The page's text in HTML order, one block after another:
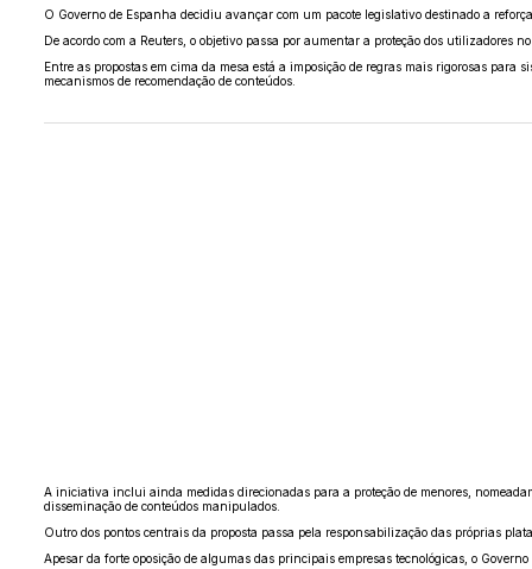
O Governo de Espanha decidiu avançar com um pacote legislativo destinado a
De acordo com a Reuters, o objetivo passa por aumentar a proteção dos
Entre as propostas em cima da mesa está a imposição de regras mais rigorosas
mecanismos de recomendação de conteúdos.
A iniciativa inclui ainda medidas direcionadas para a proteção de menores,
disseminação de conteúdos manipulados.
Outro dos pontos centrais da proposta passa pela responsabilização das próprias
Apesar da forte oposição de algumas das principais empresas tecnológicas, o